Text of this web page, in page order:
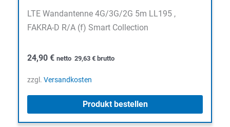
LTE Wandantenne 4G/3G/2G 5m LL195 ,
FAKRA-D R/A (f) Smart Collection
24,90 € netto 29,63 € brutto
zzgl. Versandkosten
Produkt bestellen